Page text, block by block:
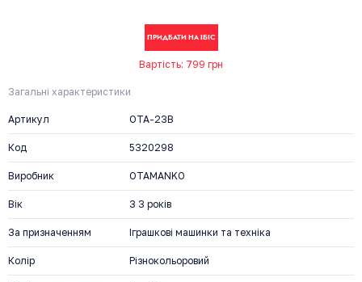
ПРИДБАТИ НА ІБІС
Вартість: 799 грн
Загальні характеристики
Артикул OTA-23B
Код 5320298
Виробник OTAMANKO
Вік З 3 років
За призначенням Іграшкові машинки та техніка
Колір Різнокольоровий